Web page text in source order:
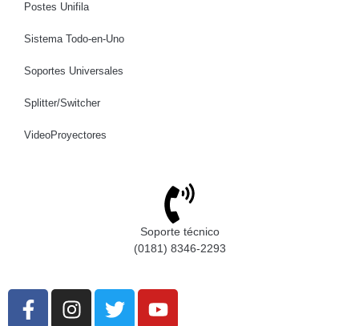
Postes Unifila
Sistema Todo-en-Uno
Soportes Universales
Splitter/Switcher
VideoProyectores
Soporte técnico
(0181) 8346-2293